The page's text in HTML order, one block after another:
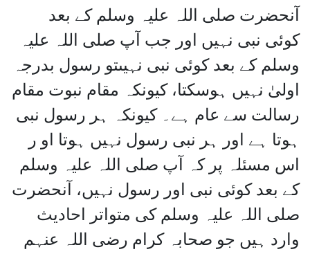
آنحضرت صلی اللہ علیہ وسلم کے بعد
کوئی نبی نہیں اور جب آپ صلی اللہ علیہ
وسلم کے بعد کوئی نبی نہیںتو رسول بدرجہ
اولیٰ نہیں ہوسکتا، کیونکہ مقام نبوت مقام
رسالت سے عام ہے۔ کیونکہ ہر رسول نبی
ہوتا ہے اور ہر نبی رسول نہیں ہوتا او ر
اس مسئلہ پر کہ آپ صلی اللہ علیہ وسلم
کے بعد کوئی نبی اور رسول نہیں، آنحضرت
صلی اللہ علیہ وسلم کی متواتر احادیث
وارد ہیں جو صحابہ کرام رضی اللہ عنہم